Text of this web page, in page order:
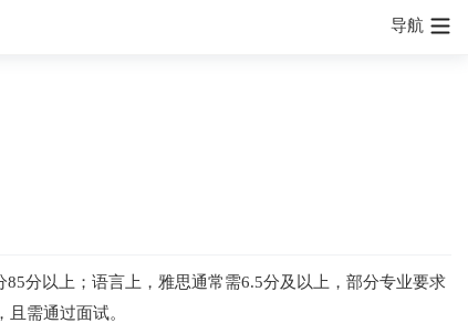
导航
分以上；语言上，雅思通常需6.5分及以上，部分专业要求
需通过面试。